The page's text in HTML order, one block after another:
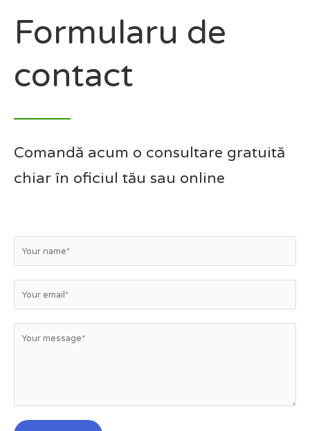
Formularu de
contact
Comandă acum o consultare gratuită
chiar în oficiul tău sau online